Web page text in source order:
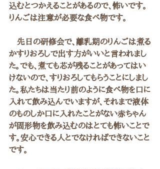
込むとつかえることがあるので、怖いです。
りんごは注意が必要な食べ物です。
先日の研修会で、離乳期のりんごは煮る
かすりおろしで出す方がいいと言われまし
た。でも、煮ても芯が残ることがあってはい
けないので、すりおろしてもらうことにしまし
た。私たちは当たり前のように食べ物を口に
入れて飲み込んでいますが、それまで液体
のものしか口に入れたことがない赤ちゃん
が固形物を飲み込むのはとても怖いことで
す。安心できる人とでなければできないこと
です。